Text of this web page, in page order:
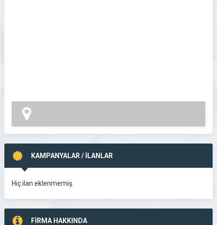
KAMPANYALAR / İLANLAR
Hiç ilan eklenmemiş.
FİRMA HAKKINDA